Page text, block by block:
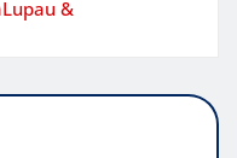
&